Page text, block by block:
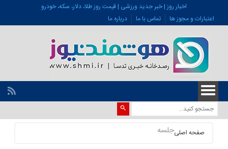
اخبار روز | خبر جدید ورزشی | قیمت روز طلا، دلار، سکه، خودرو
اعتبارات و مجوز ها
تماس با ما درباره ما
صفحه اصلیجلسه